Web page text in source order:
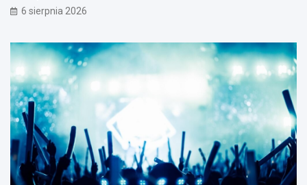
6 sierpnia 2026